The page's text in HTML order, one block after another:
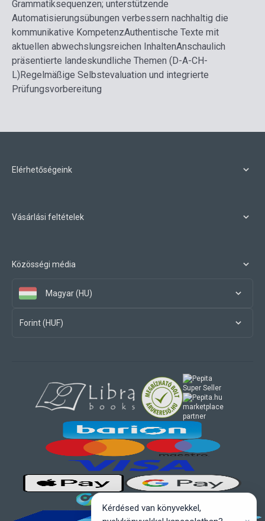
Grammatiksequenzen; unterstützende
Automatisierungsübungen verbessern nachhaltig die
kommunikative KompetenzAuthentische Texte mit
aktuellen abwechslungsreichen InhaltenAnschaulich
präsentierte landeskundliche Themen (D-A-CH-
L)Regelmäßige Selbstevaluation und integrierte
Prüfungsvorbereitung
Elérhetőségeink
Vásárlási feltételek
Közösségi média
Magyar (HU)
Forint (HUF)
marketplace
partner
Kérdésed van könyvekkel,